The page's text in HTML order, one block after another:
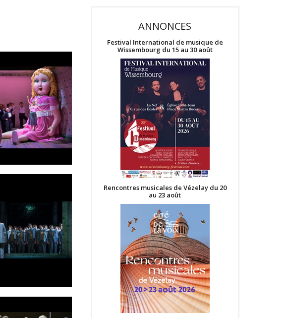
ANNONCES
Festival International de musique de
Wissembourg du 15 au 30 août
Rencontres musicales de Vézelay du 20
au 23 août